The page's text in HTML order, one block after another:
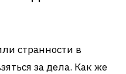
странности в
за дела. Как же